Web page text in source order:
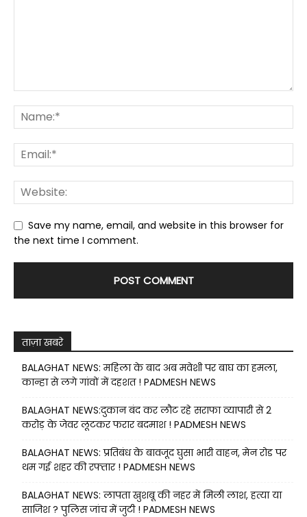
Save my name, email, and website in this browser for
the next time I comment.
ताज़ा खबरे
BALAGHAT NEWS: महिला के बाद अब मवेशी पर बाघ का हमला,
कान्हा से लगे गांवों में दहशत ! PADMESH NEWS
BALAGHAT NEWS:दुकान बंद कर लौट रहे सराफा व्यापारी से 2
करोड़ के जेवर लूटकर फरार बदमाश ! PADMESH NEWS
BALAGHAT NEWS: प्रतिबंध के बावजूद घुसा भारी वाहन, मेन रोड पर
थम गई शहर की रफ्तार ! PADMESH NEWS
BALAGHAT NEWS: लापता खुशबू की नहर में मिली लाश, हत्या या
साजिश ? पुलिस जांच में जुटी ! PADMESH NEWS